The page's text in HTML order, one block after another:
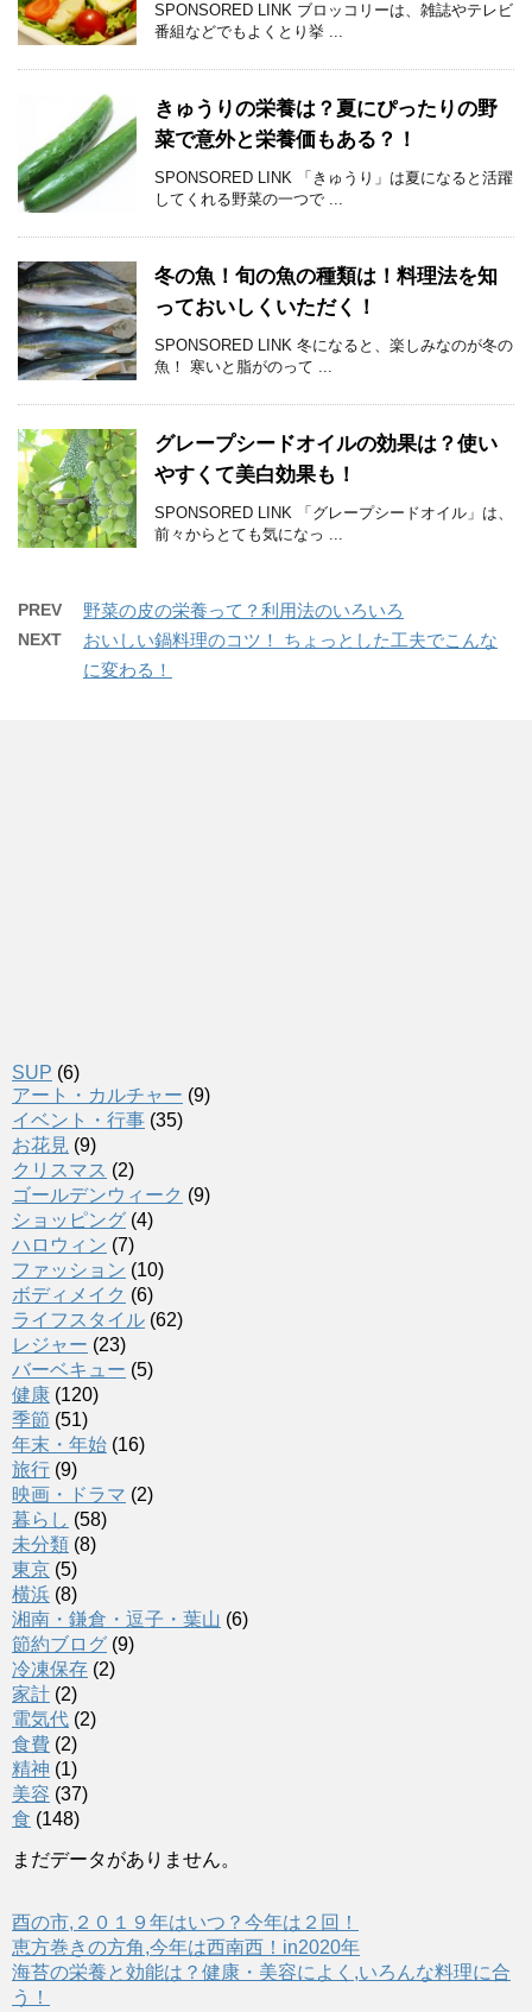
SPONSORED LINK ブロッコリーは、雑誌やテレビ
番組などでもよくとり挙 ...
きゅうりの栄養は？夏にぴったりの野
菜で意外と栄養価もある？！
SPONSORED LINK 「きゅうり」は夏になると活躍
してくれる野菜の一つで ...
冬の魚！旬の魚の種類は！料理法を知
っておいしくいただく！
SPONSORED LINK 冬になると、楽しみなのが冬の
魚！ 寒いと脂がのって ...
グレープシードオイルの効果は？使い
やすくて美白効果も！
SPONSORED LINK 「グレープシードオイル」は、
前々からとても気になっ ...
PREV 野菜の皮の栄養って？利用法のいろいろ
NEXT
おいしい鍋料理のコツ！ ちょっとした工夫でこんな
に変わる！
SUP (6)
アート・カルチャー (9)
イベント・行事 (35)
お花見 (9)
クリスマス (2)
ゴールデンウィーク (9)
ショッピング (4)
ハロウィン (7)
ファッション (10)
ボディメイク (6)
ライフスタイル (62)
レジャー (23)
バーベキュー (5)
健康 (120)
季節 (51)
年末・年始 (16)
旅行 (9)
映画・ドラマ (2)
暮らし (58)
未分類 (8)
東京 (5)
横浜 (8)
湘南・鎌倉・逗子・葉山 (6)
節約ブログ (9)
冷凍保存 (2)
家計 (2)
電気代 (2)
食費 (2)
精神 (1)
美容 (37)
食 (148)
まだデータがありません。
酉の市,２０１９年はいつ？今年は２回！
恵方巻きの方角,今年は西南西！in2020年
海苔の栄養と効能は？健康・美容によく,いろんな料理に合
う！